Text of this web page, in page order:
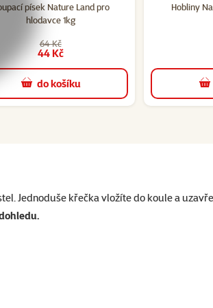
písek Nature Land pro
hlodavce 1kg
64 Kč
44 Kč
do košíku
Hobliny
Jednoduše křečka vložíte do koule a